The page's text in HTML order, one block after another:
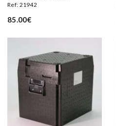
Ref: 21942
85.00€